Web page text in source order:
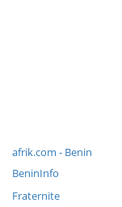
afrik.com - Benin
BeninInfo
Fraternite